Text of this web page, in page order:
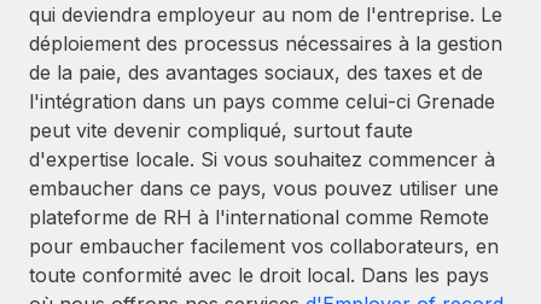
qui deviendra employeur au nom de l'entreprise. Le
déploiement des processus nécessaires à la gestion
de la paie, des avantages sociaux, des taxes et de
l'intégration dans un pays comme celui-ci Grenade
peut vite devenir compliqué, surtout faute
d'expertise locale. Si vous souhaitez commencer à
embaucher dans ce pays, vous pouvez utiliser une
plateforme de RH à l'international comme Remote
pour embaucher facilement vos collaborateurs, en
toute conformité avec le droit local. Dans les pays